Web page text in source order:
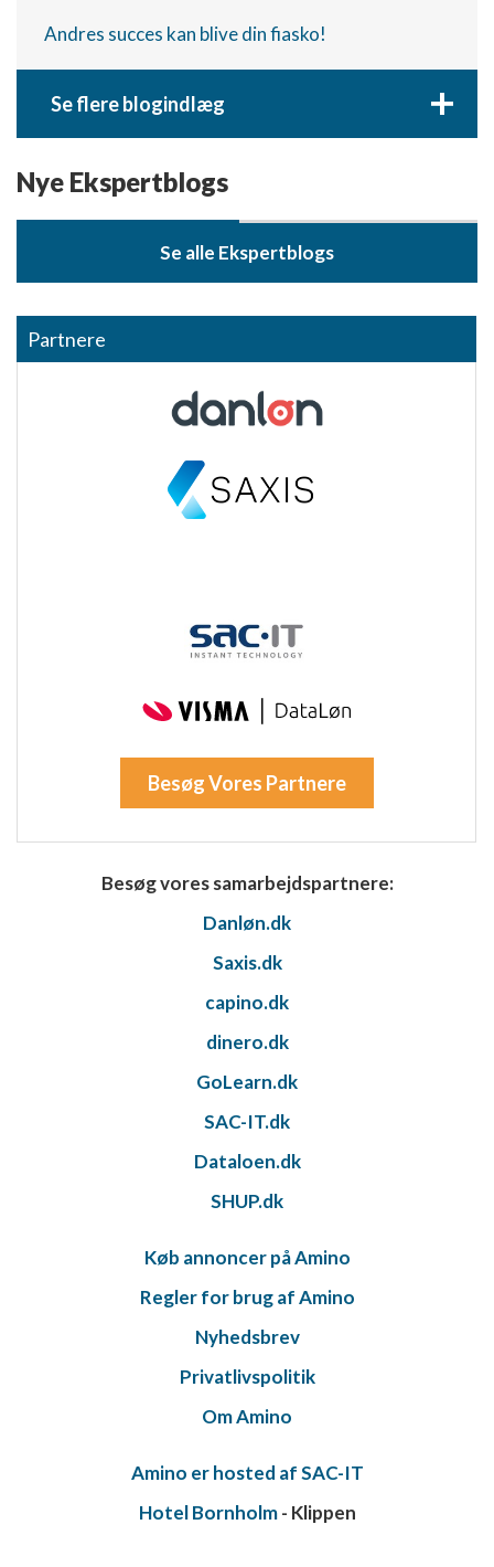
Andres succes kan blive din fiasko!
Se flere blogindlæg +
Nye Ekspertblogs
Se alle Ekspertblogs
Partnere
Besøg Vores Partnere
Besøg vores samarbejdspartnere:
Danløn.dk
Saxis.dk
capino.dk
dinero.dk
GoLearn.dk
SAC-IT.dk
Dataloen.dk
SHUP.dk
Køb annoncer på Amino
Regler for brug af Amino
Nyhedsbrev
Privatlivspolitik
Om Amino
Amino er hosted af SAC-IT
Hotel Bornholm- Klippen